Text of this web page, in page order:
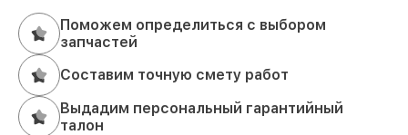
Поможем определиться с выбором
запчастей
Составим точную смету работ
Выдадим персональный гарантийный
талон